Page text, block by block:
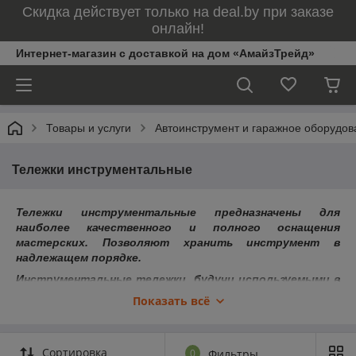
Скидка действует только на deal.by при заказе
онлайн!
Интернет-магазин с доставкой на дом «АмайзТрейд»
Товары и услуги Автоинструмент и гаражное
Тележки инструментальные
Тележки инструментальные предназначены для
наиболее качественного и полного оснащения
мастерских. Позволяют хранить инструмент в
надлежащем порядке.
Инструментальные тележки, будучи используемыми в
слесарных мастерских, СТО, в цехах на заводе
подвержены влиянию агрессивной среды, а также
Показать всё
Сортировка 0